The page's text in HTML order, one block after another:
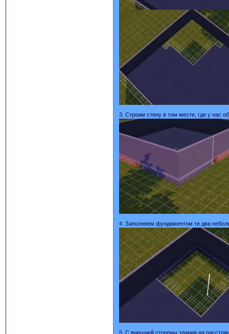
3. Строим стену в том месте, где у нас
4. Заполняем фундаментом те два
5. С внешней стороны здания на